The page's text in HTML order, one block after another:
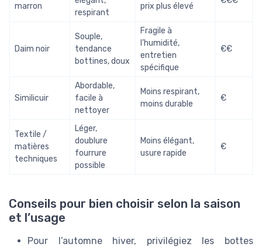
marron
respirant
prix plus élevé
Daim noir
Souple,
tendance
bottines, doux
Fragile à
l’humidité,
entretien
spécifique
€€
Similicuir
Abordable,
facile à
nettoyer
Moins respirant,
moins durable
€
Textile /
matières
techniques
Léger,
doublure
fourrure
possible
Moins élégant,
usure rapide
€
Conseils pour bien choisir selon la saison
et l’usage
Pour l’automne hiver, privilégiez les bottes